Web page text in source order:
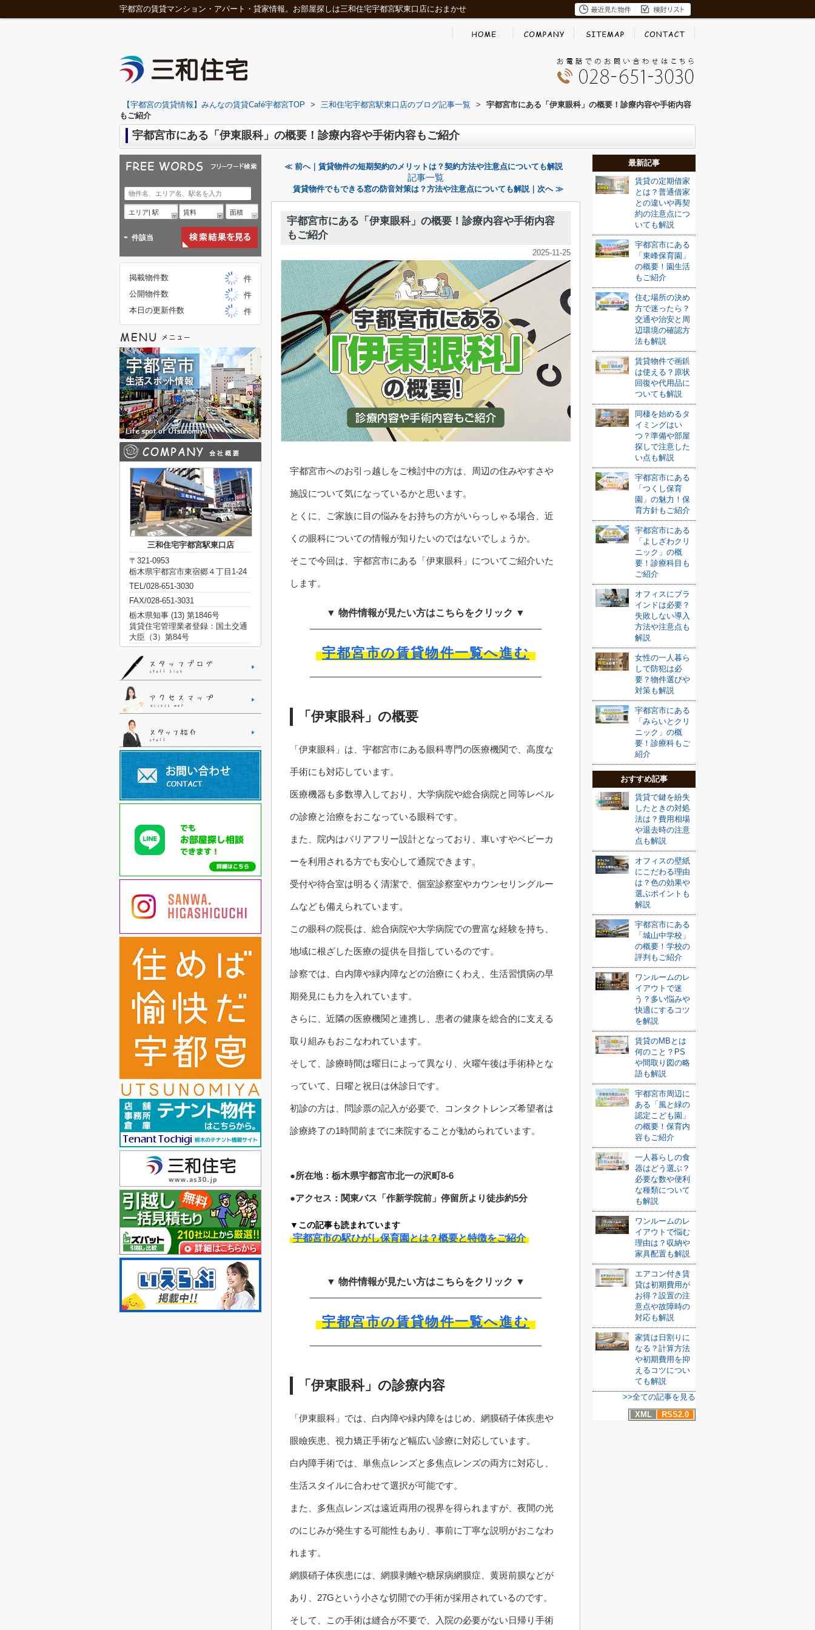
宇都宮の賃貸マンション・アパート・貸家情報。お部屋探しは三和住宅宇都宮駅東口店におまかせ
【宇都宮の賃貸情報】みんなの賃貸Café宇都宮TOP > 三和住宅宇都宮駅東口店のブログ記事一覧 >
宇都宮市にある「伊東眼科」の概要！診療内容や手術内容
もご紹介
宇都宮市にある「伊東眼科」の概要！診療内容や手術内容もご紹介
≪ 前へ｜賃貸物件の短期契約のメリットは？契約方法や注意点についても解説
記事一覧
賃貸物件でもできる窓の防音対策は？方法や注意点についても解説｜次へ ≫
宇都宮市にある「伊東眼科」の概要！診療内容や手術内容
もご紹介
2025-11-25
宇都宮市へのお引っ越しをご検討中の方は、周辺の住みやすさや
施設について気になっているかと思います。
とくに、ご家族に目の悩みをお持ちの方がいらっしゃる場合、近
くの眼科についての情報が知りたいのではないでしょうか。
そこで今回は、宇都宮市にある「伊東眼科」についてご紹介いた
します。
▼ 物件情報が見たい方はこちらをクリック ▼
宇都宮市の賃貸物件一覧へ進む
「伊東眼科」の概要
「伊東眼科」は、宇都宮市にある眼科専門の医療機関で、高度な
手術にも対応しています。
医療機器も多数導入しており、大学病院や総合病院と同等レベル
の診療と治療をおこなっている眼科です。
また、院内はバリアフリー設計となっており、車いすやベビーカ
ーを利用される方でも安心して通院できます。
受付や待合室は明るく清潔で、個室診察室やカウンセリングルー
ムなども備えられています。
この眼科の院長は、総合病院や大学病院での豊富な経験を持ち、
地域に根ざした医療の提供を目指しているのです。
診察では、白内障や緑内障などの治療にくわえ、生活習慣病の早
期発見にも力を入れています。
さらに、近隣の医療機関と連携し、患者の健康を総合的に支える
取り組みもおこなわれています。
そして、診療時間は曜日によって異なり、火曜午後は手術枠とな
っていて、日曜と祝日は休診日です。
初診の方は、問診票の記入が必要で、コンタクトレンズ希望者は
診療終了の1時間前までに来院することが勧められています。
●所在地：栃木県宇都宮市北一の沢町8-6
●アクセス：関東バス「作新学院前」停留所より徒歩約5分
▼この記事も読まれています
宇都宮市の駅ひがし保育園とは？概要と特徴をご紹介
▼ 物件情報が見たい方はこちらをクリック ▼
宇都宮市の賃貸物件一覧へ進む
「伊東眼科」の診療内容
「伊東眼科」では、白内障や緑内障をはじめ、網膜硝子体疾患や
眼瞼疾患、視力矯正手術など幅広い診療に対応しています。
白内障手術では、単焦点レンズと多焦点レンズの両方に対応し、
生活スタイルに合わせて選択が可能です。
また、多焦点レンズは遠近両用の視界を得られますが、夜間の光
のにじみが発生する可能性もあり、事前に丁寧な説明がおこなわ
れます。
網膜硝子体疾患には、網膜剥離や糖尿病網膜症、黄斑前膜などが
あり、27Gという小さな切開での手術が採用されているのです。
そして、この手術は縫合が不要で、入院の必要がない日帰り手術
最新記事
賃貸の定期借家
とは？普通借家
との違いや再契
約の注意点につ
いても解説
宇都宮市にある
「東峰保育園」
の概要！園生活
もご紹介
住む場所の決め
方で迷ったら？
交通や治安と周
辺環境の確認方
法も解説
賃貸物件で画鋲
は使える？原状
回復や代用品に
ついても解説
同棲を始めるタ
イミングはい
つ？準備や部屋
探しで注意した
い点も解説
宇都宮市にある
「つくし保育
園」の魅力！保
育方針もご紹介
宇都宮市にある
「よしざわクリ
ニック」の概
要！診療科目も
ご紹介
オフィスにブラ
インドは必要？
失敗しない導入
方法や注意点も
解説
女性の一人暮ら
しで防犯は必
要？物件選びや
対策も解説
宇都宮市にある
「みらいとクリ
ニック」の概
要！診療科もご
紹介
おすすめ記事
賃貸で鍵を紛失
したときの対処
法は？費用相場
や退去時の注意
点も解説
オフィスの壁紙
にこだわる理由
は？色の効果や
選ぶポイントも
解説
宇都宮市にある
「城山中学校」
の概要！学校の
評判もご紹介
ワンルームのレ
イアウトで迷
う？多い悩みや
快適にするコツ
を解説
賃貸のMBとは
何のこと？PS
や間取り図の略
語も解説
宇都宮市周辺に
ある「風と緑の
認定こども園」
の概要！保育内
容もご紹介
一人暮らしの食
器はどう選ぶ？
必要な数や便利
な種類について
も解説
ワンルームのレ
イアウトで悩む
理由は？収納や
家具配置も解説
エアコン付き賃
貸は初期費用が
お得？設置の注
意点や故障時の
対応も解説
家賃は日割りに
なる？計算方法
や初期費用を抑
えるコツについ
ても解説
>>全ての記事を見る
XML
RSS2.0
エリア| 駅 賃料 面積
- 件該当
掲載物件数
件
公開物件数
件
本日の更新件数
件
三和住宅宇都宮駅東口店
〒321-0953
栃木県宇都宮市東宿郷４丁目1-24
TEL/028-651-3030
FAX/028-651-3031
栃木県知事 (13) 第1846号
賃貸住宅管理業者登録：国土交通
大臣（3）第84号